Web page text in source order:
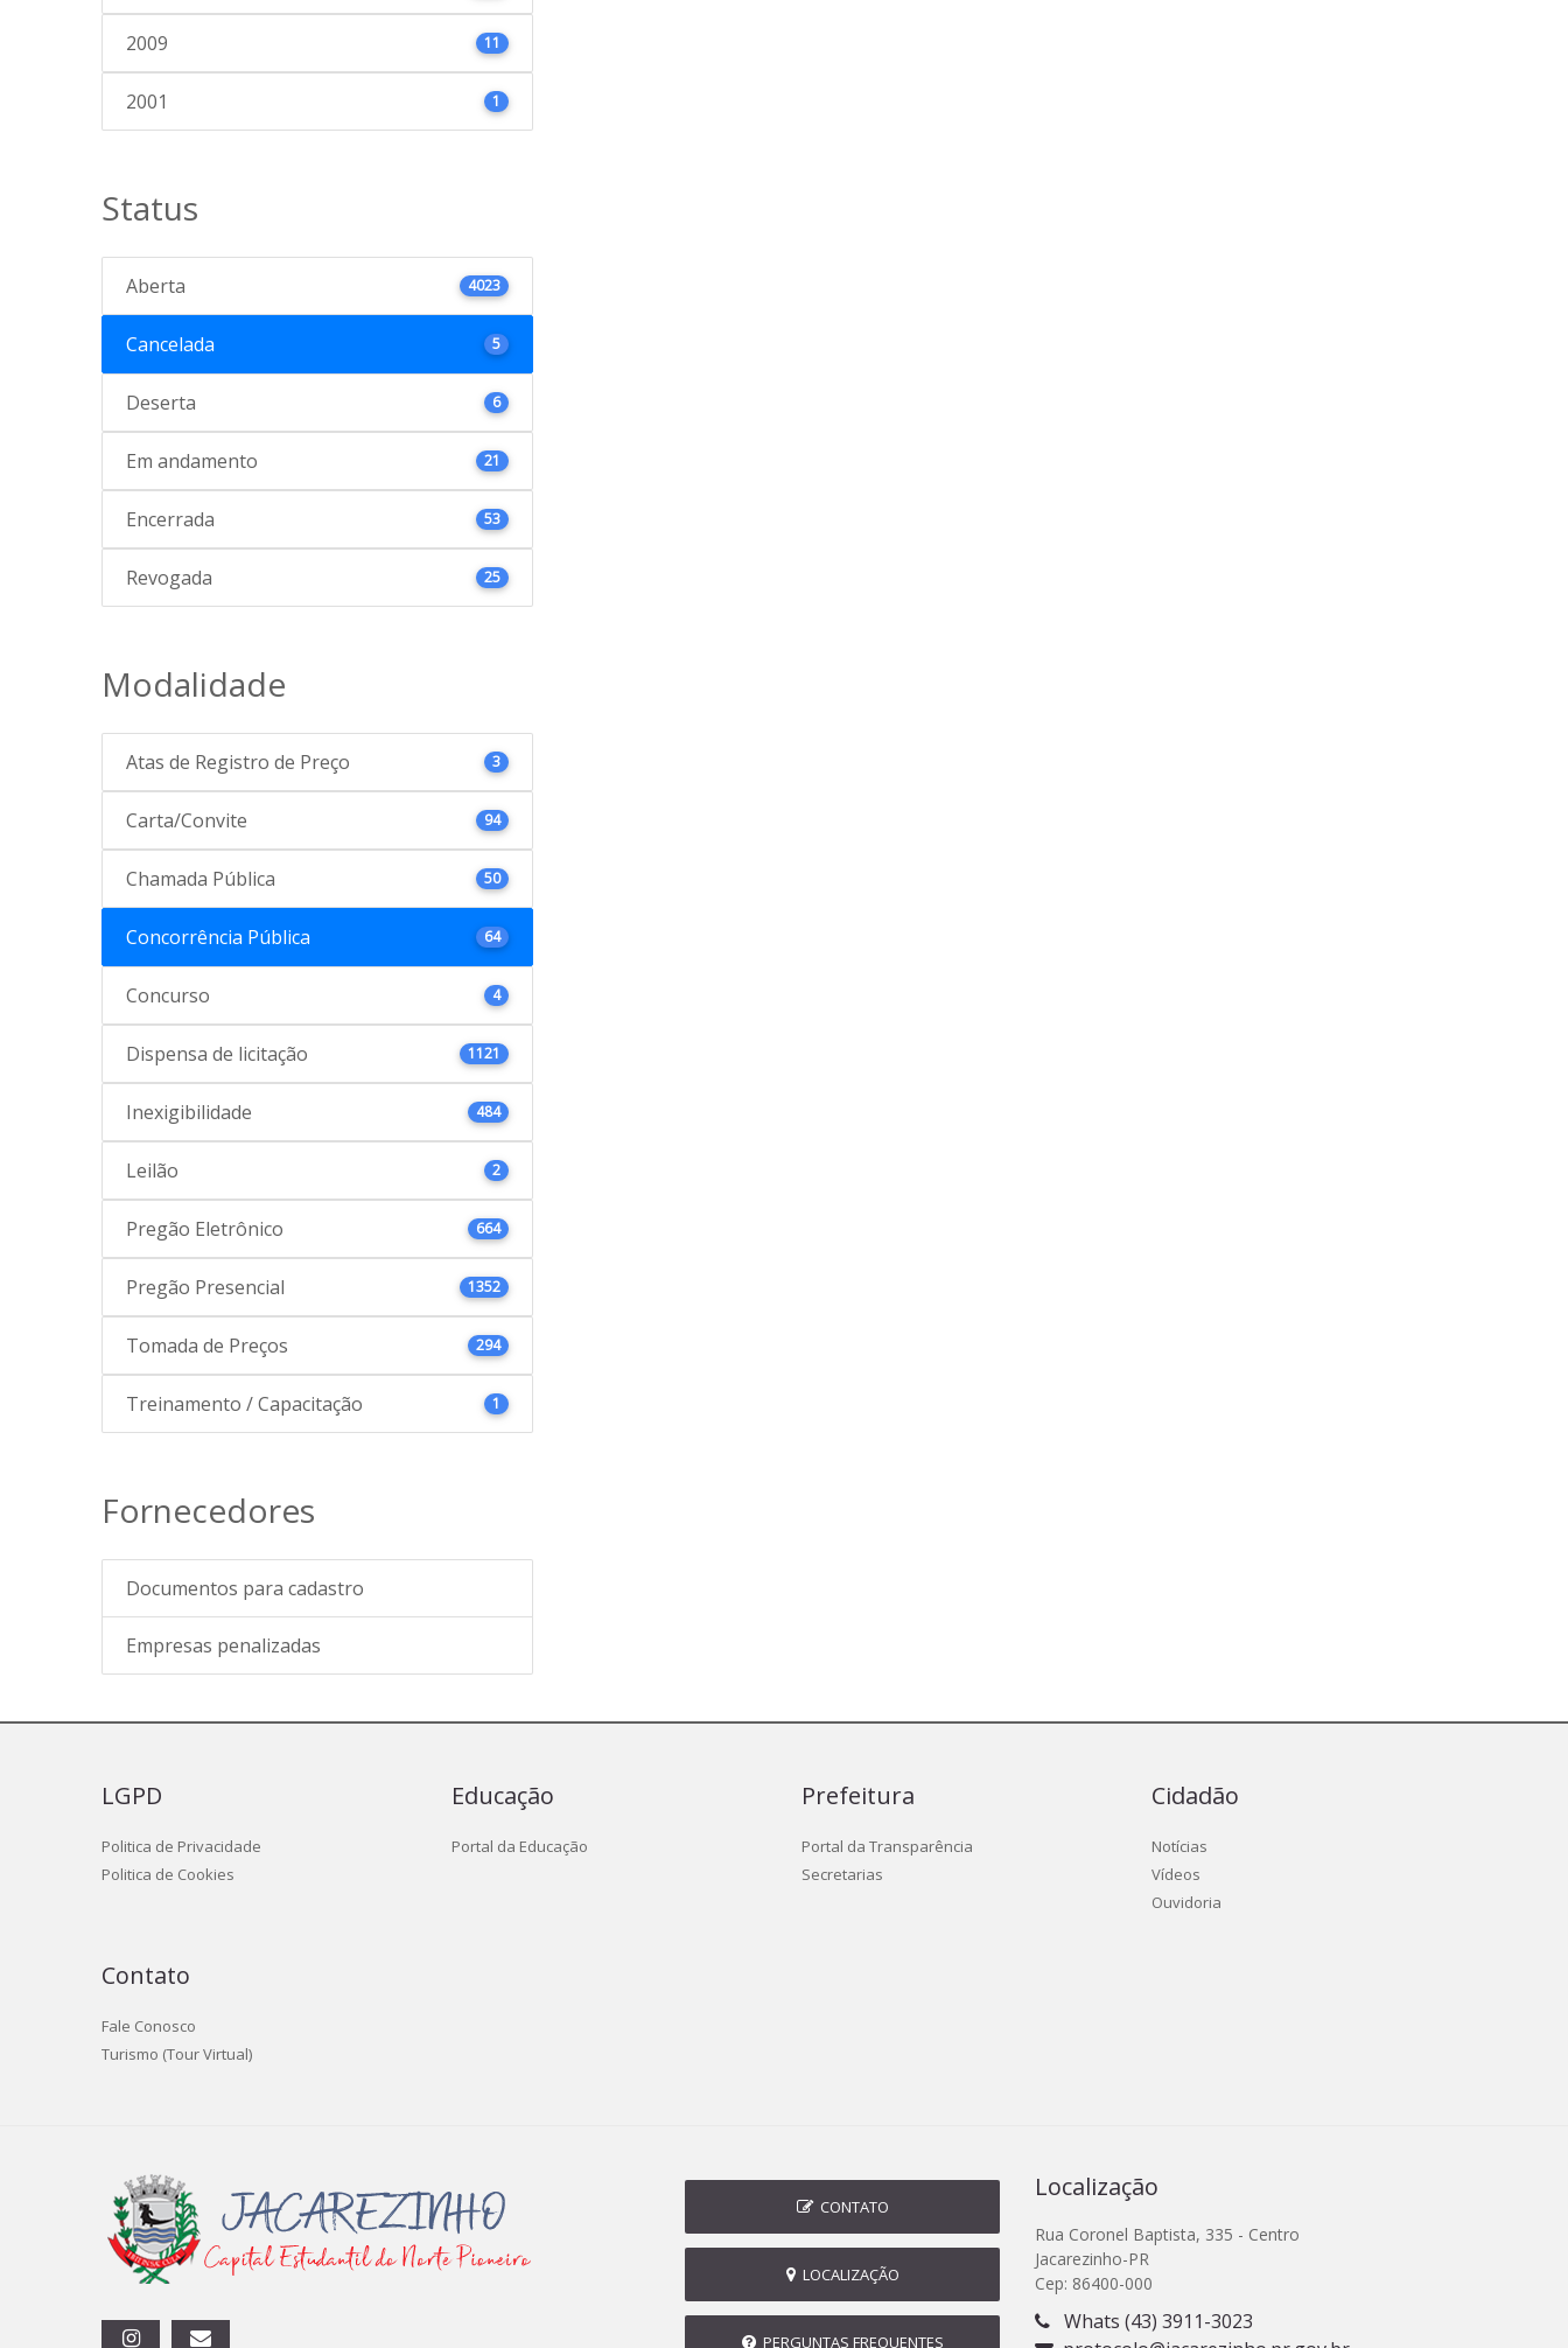
2009 11
2001 1
Status
Aberta 4023
Cancelada 5
Deserta 6
Em andamento 21
Encerrada 53
Revogada 25
Modalidade
Atas de Registro de Preço 3
Carta/Convite 94
Chamada Pública 50
Concorrência Pública 64
Concurso 4
Dispensa de licitação 1121
Inexigibilidade 484
Leilão 2
Pregão Eletrônico 664
Pregão Presencial 1352
Tomada de Preços 294
Treinamento / Capacitação 1
Fornecedores
Documentos para cadastro
Empresas penalizadas
LGPD
Politica de Privacidade
Politica de Cookies
Educação
Portal da Educação
Prefeitura
Portal da Transparência
Secretarias
Cidadão
Notícias
Vídeos
Ouvidoria
Contato
Fale Conosco
Turismo (Tour Virtual)
CONTATO
LOCALIZAÇÃO
PERGUNTAS FREQUENTES
Localização
Rua Coronel Baptista, 335 - Centro
Jacarezinho-PR
Cep: 86400-000
Whats (43) 3911-3023